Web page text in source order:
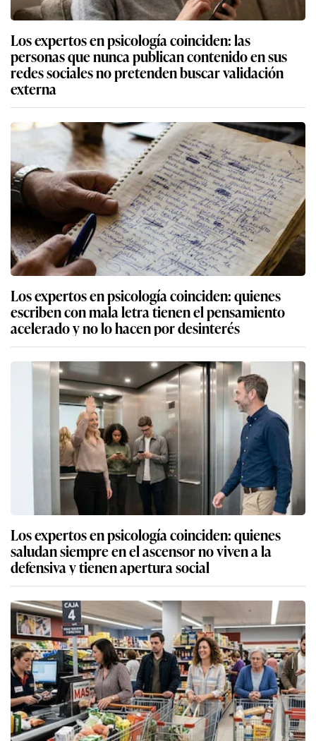
Los expertos en psicología coinciden: las
personas que nunca publican contenido en sus
redes sociales no pretenden buscar validación
externa
Los expertos en psicología coinciden: quienes
escriben con mala letra tienen el pensamiento
acelerado y no lo hacen por desinterés
Los expertos en psicología coinciden: quienes
saludan siempre en el ascensor no viven a la
defensiva y tienen apertura social